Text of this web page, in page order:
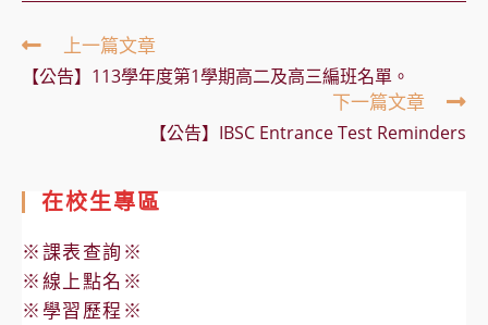
Read
more
articles
上一篇文章
【公告】113學年度第1學期高二及高三編班名單。
下一篇文章
【公告】IBSC Entrance Test Reminders
在校生專區
※課表查詢※
※線上點名※
※學習歷程※